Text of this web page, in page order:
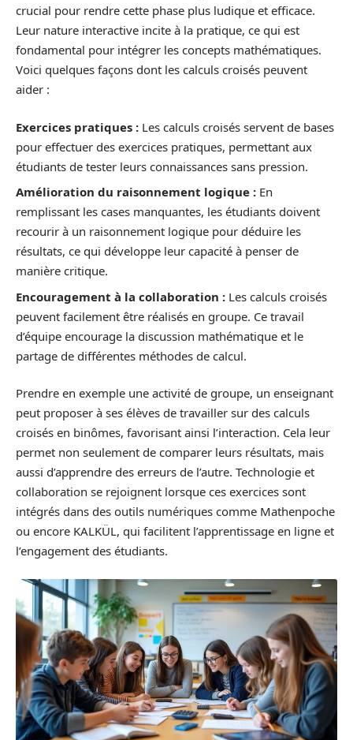
crucial pour rendre cette phase plus ludique et efficace.
Leur nature interactive incite à la pratique, ce qui est
fondamental pour intégrer les concepts mathématiques.
Voici quelques façons dont les calculs croisés peuvent
aider :
Exercices pratiques : Les calculs croisés servent de bases
pour effectuer des exercices pratiques, permettant aux
étudiants de tester leurs connaissances sans pression.
Amélioration du raisonnement logique : En
remplissant les cases manquantes, les étudiants doivent
recourir à un raisonnement logique pour déduire les
résultats, ce qui développe leur capacité à penser de
manière critique.
Encouragement à la collaboration : Les calculs croisés
peuvent facilement être réalisés en groupe. Ce travail
d’équipe encourage la discussion mathématique et le
partage de différentes méthodes de calcul.
Prendre en exemple une activité de groupe, un enseignant
peut proposer à ses élèves de travailler sur des calculs
croisés en binômes, favorisant ainsi l’interaction. Cela leur
permet non seulement de comparer leurs résultats, mais
aussi d’apprendre des erreurs de l’autre. Technologie et
collaboration se rejoignent lorsque ces exercices sont
intégrés dans des outils numériques comme Mathenpoche
ou encore KALKÜL, qui facilitent l’apprentissage en ligne et
l’engagement des étudiants.